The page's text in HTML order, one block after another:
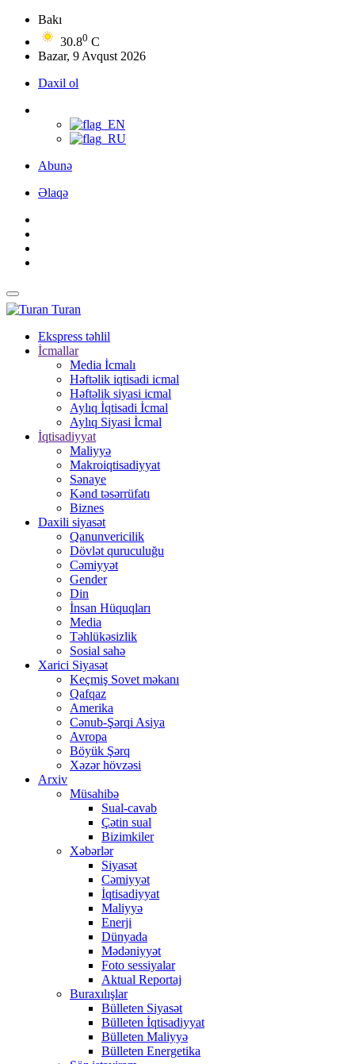
Bakı
30.80 C
Bazar, 9 Avqust 2026
Daxil ol
Abunə
Əlaqə
Turan
Ekspress təhlil
İcmallar
Media İcmalı
Həftəlik iqtisadi icmal
Həftəlik siyasi icmal
Aylıq İqtisadi İcmal
Aylıq Siyasi İcmal
İqtisadiyyat
Maliyyə
Makroiqtisadiyyat
Sənaye
Kənd təsərrüfatı
Biznes
Daxili siyasət
Qanunvericilik
Dövlət quruculuğu
Cəmiyyət
Gender
Din
İnsan Hüquqları
Media
Təhlükəsizlik
Sosial sahə
Xarici Siyasət
Keçmiş Sovet məkanı
Qafqaz
Amerika
Cənub-Şərqi Asiya
Avropa
Böyük Şərq
Xəzər hövzəsi
Arxiv
Müsahibə
Sual-cavab
Çətin sual
Bizimkiler
Xəbərlər
Siyasət
Cəmiyyət
İqtisadiyyat
Maliyyə
Enerji
Dünyada
Mədəniyyət
Foto sessiyalar
Aktual Reportaj
Buraxılışlar
Bülleten Siyasət
Bülleten İqtisadiyyat
Bülleten Maliyyə
Bülleten Energetika